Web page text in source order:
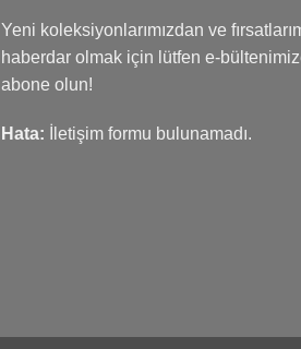
Yeni koleksiyonlarımızdan ve
haberdar olmak için lütfen e-
abone olun!
Hata: İletişim formu bulunamadı.